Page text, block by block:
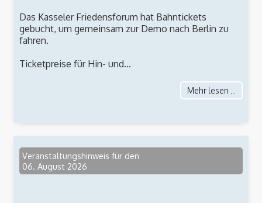
Das Kasseler Friedensforum hat Bahntickets
gebucht, um gemeinsam zur Demo nach Berlin zu
fahren.
Ticketpreise für Hin- und...
Mehr lesen ...
Veranstaltungshinweis für den
06. August 2026